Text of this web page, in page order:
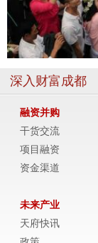
深入财富成都
融资并购
干货交流
项目融资
资金渠道
未来产业
天府快讯